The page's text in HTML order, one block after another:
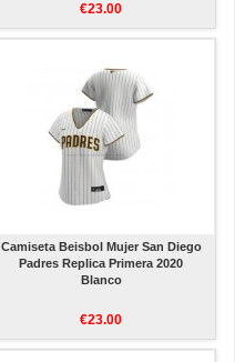
€23.00
Camiseta Beisbol Mujer San Diego
Padres Replica Primera 2020
Blanco
€23.00